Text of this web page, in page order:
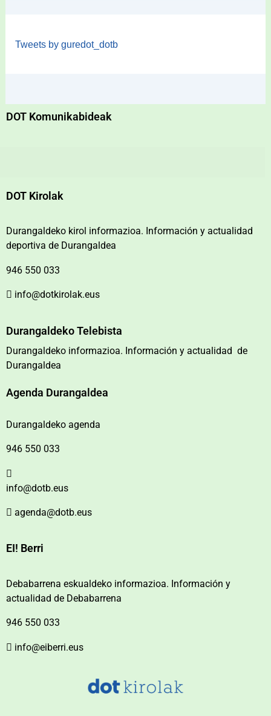
Tweets by guredot_dotb
DOT Komunikabideak
DOT Kirolak
Durangaldeko kirol informazioa. Información y actualidad
deportiva de Durangaldea
946 550 033
info@dotkirolak.eus
Durangaldeko Telebista
Durangaldeko informazioa. Información y actualidad de
Durangaldea
Agenda Durangaldea
Durangaldeko agenda
946 550 033
info@dotb.eus
agenda@dotb.eus
EI! Berri
Debabarrena eskualdeko informazioa. Información y
actualidad de Debabarrena
946 550 033
info@eiberri.eus